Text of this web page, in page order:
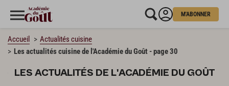
M'ABONNER
Accueil
Actualités cuisine
Les actualités cuisine de l'Académie du Goût - page 30
LES ACTUALITÉS DE L'ACADÉMIE DU GOÛT